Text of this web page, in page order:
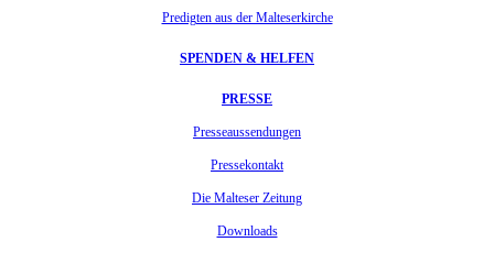
Predigten aus der Malteserkirche
SPENDEN & HELFEN
PRESSE
Presseaussendungen
Pressekontakt
Die Malteser Zeitung
Downloads